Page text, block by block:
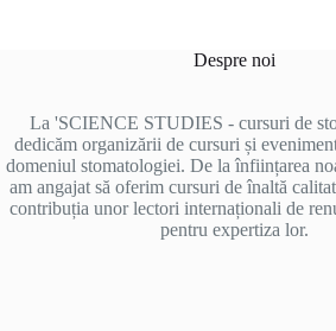
Despre noi
La 'SCIENCE STUDIES - cursuri de
dedicăm organizării de cursuri și
domeniul stomatologiei. De la înființarea
am angajat să oferim cursuri de înaltă
contribuția unor lectori internaționali de
pentru expertiza lor.